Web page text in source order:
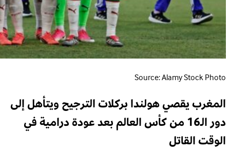
Source: Alamy Stock Photo
المغرب يقصي هولندا بركلات الترجيح ويتأهل إلى
دور الـ16 من كأس العالم بعد عودة درامية في
الوقت القاتل